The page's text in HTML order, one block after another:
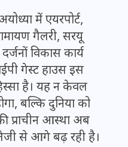
में एयरपोर्ट,
गैलरी, सरयू
विकास कार्य
गेस्ट हाउस इस
है। यह न केवल
बल्कि दुनिया को
प्राचीन आस्था अब
से आगे बढ़ रही है।